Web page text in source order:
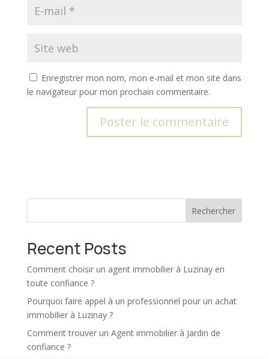
Enregistrer mon nom, mon e-mail et mon site dans
le navigateur pour mon prochain commentaire.
r
t
i
v
e
:
Rechercher
Recent Posts
Comment choisir un agent immobilier à Luzinay en
toute confiance ?
Pourquoi faire appel à un professionnel pour un achat
immobilier à Luzinay ?
Comment trouver un Agent immobilier à Jardin de
confiance ?